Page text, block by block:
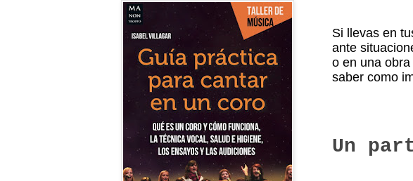
Si llevas en
ante
o en una
saber como
Un